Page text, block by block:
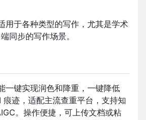
用于各种类型的写作，尤其是学术
同步的写作场景。
一键实现润色和降重，一键降低
痕迹，适配主流查重平台，支持知
。操作便捷，可上传文档或粘